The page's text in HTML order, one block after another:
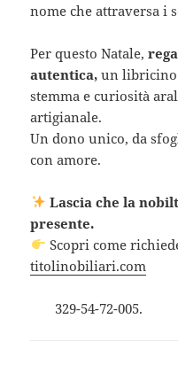
nome che attraversa i
Per questo Natale,
autentica, un libricino
stemma e curiosità
artigianale.
Un dono unico, da
con amore.
Lascia che la
presente.
Scopri come
titolinobiliari.com
329-54-72-005.